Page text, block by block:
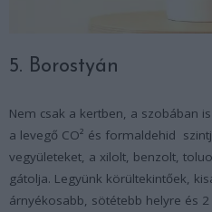
5. Borostyán
Nem csak a kertben, a szobában
a levegő CO² és formaldehid
vegyületeket, a xilolt, benzolt,
gátolja. Legyünk körültekintőek,
árnyékosabb, sötétebb helyre és